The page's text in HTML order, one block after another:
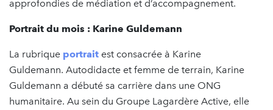
approfondies de médiation et d’accompagnement.
Portrait du mois : Karine Guldemann
La rubrique portrait est consacrée à Karine
Guldemann. Autodidacte et femme de terrain, Karine
Guldemann a débuté sa carrière dans une ONG
humanitaire. Au sein du Groupe Lagardère Active, elle